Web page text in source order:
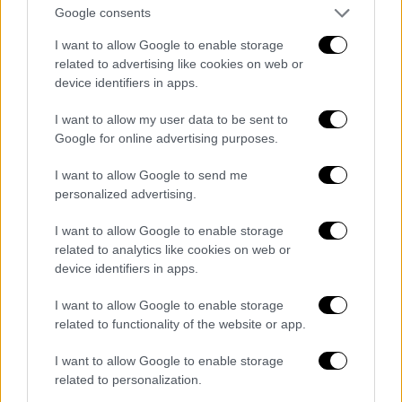
Google consents
I want to allow Google to enable storage
related to advertising like cookies on web or
device identifiers in apps.
I want to allow my user data to be sent to
Google for online advertising purposes.
I want to allow Google to send me
personalized advertising.
I want to allow Google to enable storage
related to analytics like cookies on web or
device identifiers in apps.
I want to allow Google to enable storage
related to functionality of the website or app.
I want to allow Google to enable storage
related to personalization.
ακλόνητοι παραμένουμε και εμείς με τη
σειρά μας σε θέματα κυριαρχίας, σε θέματα
τήρησης του διεθνούς δικαίου, του δικαίου
της Θάλασσας», πρόσθεσε.
«Αντιμετωπίζουμε με αυτοπεποίθηση τα
ήρεμα νερά σταελληνοτουρκικά
προοπτική αυτή να ανοίξουν και ήρεμοι
ορίζοντες για την ευρύτερη περιοχή.» είπε
και πρόσθεσε ότι η ευρωπαϊκή προοπτική
της Τουρκίας εξετάζεται μέσα από το
πρίσμα των σχέσεων της με την Ελλάδα και
Καταλήγοντας τόνισε χαρακτήρισε «
σημειώνοντας ότι υπηρέτησε απόλυτα τον
ρόλο της ως το επιτελικό κέντρο των